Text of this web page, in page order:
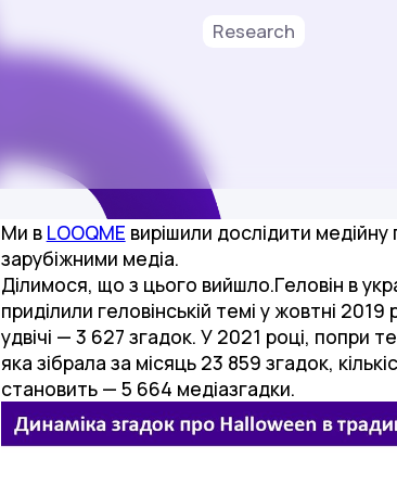
Research
Ми в LOOQME вирішили дослідити
зарубіжними медіа.
Ділимося, що з цього вийшло.Геловін в
приділили геловінській темі у жовтні
удвічі — 3 627 згадок. У 2021 році,
яка зібрала за місяць 23 859 згадок,
становить — 5 664 медіазгадки.